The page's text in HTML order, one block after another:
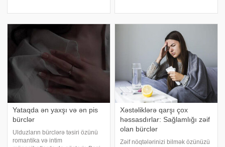
bişmiş yağsız balıq
Yataqda ən yaxşı və ən pis
bürclər
Ulduzların bürclərə təsiri özünü
romantika və intim
Xəstəliklərə qarşı çox
həssasdırlar: Sağlamlığı zəif
olan bürclər
Zəif nöqtələrinizi bilmək özünüzü